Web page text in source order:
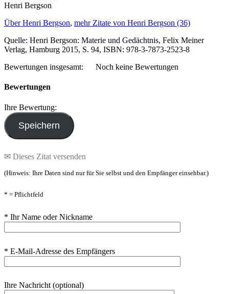
Henri Bergson
Über Henri Bergson, mehr Zitate von Henri Bergson (36)
Quelle: Henri Bergson: Materie und Gedächtnis, Felix Meiner
Verlag, Hamburg 2015, S. 94, ISBN: 978-3-7873-2523-8
Bewertungen insgesamt:
Noch keine Bewertungen
Bewertungen
Ihre Bewertung:
✉ Dieses Zitat versenden
(Hinweis: Ihre Daten sind nur für Sie selbst und den Empfänger einsehbar.)
* = Pflichtfeld
* Ihr Name oder Nickname
* E-Mail-Adresse des Empfängers
Ihre Nachricht (optional)